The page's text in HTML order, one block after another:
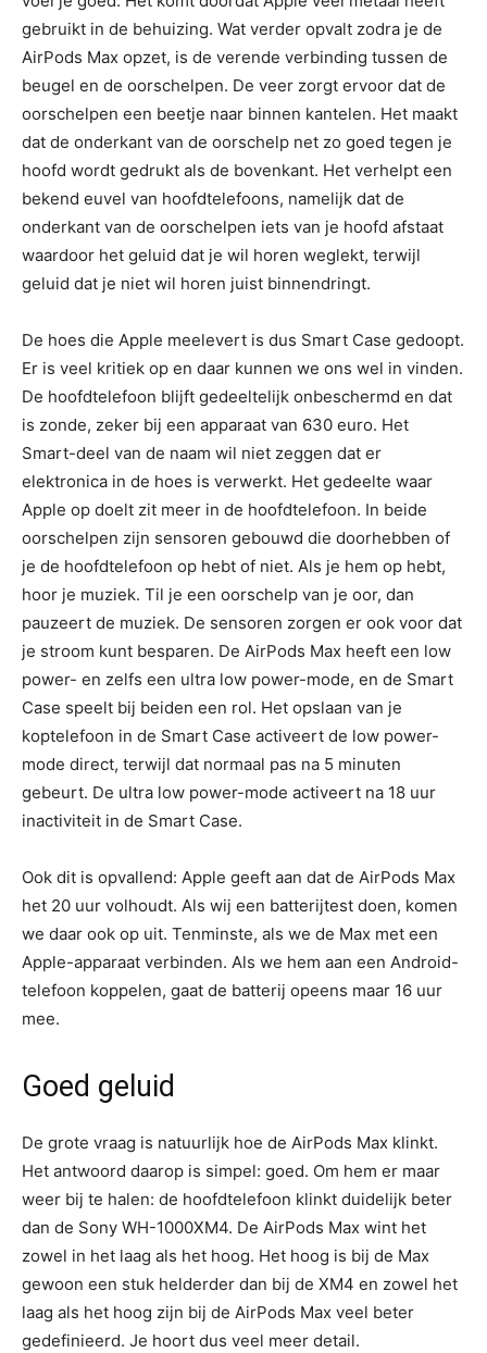
gebruikt in de behuizing. Wat verder opvalt zodra je de
AirPods Max opzet, is de verende verbinding tussen de
beugel en de oorschelpen. De veer zorgt ervoor dat de
oorschelpen een beetje naar binnen kantelen. Het maakt
dat de onderkant van de oorschelp net zo goed tegen je
hoofd wordt gedrukt als de bovenkant. Het verhelpt een
bekend euvel van hoofdtelefoons, namelijk dat de
onderkant van de oorschelpen iets van je hoofd afstaat
waardoor het geluid dat je wil horen weglekt, terwijl
geluid dat je niet wil horen juist binnendringt.
De hoes die Apple meelevert is dus Smart Case gedoopt.
Er is veel kritiek op en daar kunnen we ons wel in vinden.
De hoofdtelefoon blijft gedeeltelijk onbeschermd en dat
is zonde, zeker bij een apparaat van 630 euro. Het
Smart-deel van de naam wil niet zeggen dat er
elektronica in de hoes is verwerkt. Het gedeelte waar
Apple op doelt zit meer in de hoofdtelefoon. In beide
oorschelpen zijn sensoren gebouwd die doorhebben of
je de hoofdtelefoon op hebt of niet. Als je hem op hebt,
hoor je muziek. Til je een oorschelp van je oor, dan
pauzeert de muziek. De sensoren zorgen er ook voor dat
je stroom kunt besparen. De AirPods Max heeft een low
power- en zelfs een ultra low power-mode, en de Smart
Case speelt bij beiden een rol. Het opslaan van je
koptelefoon in de Smart Case activeert de low power-
mode direct, terwijl dat normaal pas na 5 minuten
gebeurt. De ultra low power-mode activeert na 18 uur
inactiviteit in de Smart Case.
Ook dit is opvallend: Apple geeft aan dat de AirPods Max
het 20 uur volhoudt. Als wij een batterijtest doen, komen
we daar ook op uit. Tenminste, als we de Max met een
Apple-apparaat verbinden. Als we hem aan een Android-
telefoon koppelen, gaat de batterij opeens maar 16 uur
mee.
Goed geluid
De grote vraag is natuurlijk hoe de AirPods Max klinkt.
Het antwoord daarop is simpel: goed. Om hem er maar
weer bij te halen: de hoofdtelefoon klinkt duidelijk beter
dan de Sony WH-1000XM4. De AirPods Max wint het
zowel in het laag als het hoog. Het hoog is bij de Max
gewoon een stuk helderder dan bij de XM4 en zowel het
laag als het hoog zijn bij de AirPods Max veel beter
gedefinieerd. Je hoort dus veel meer detail.